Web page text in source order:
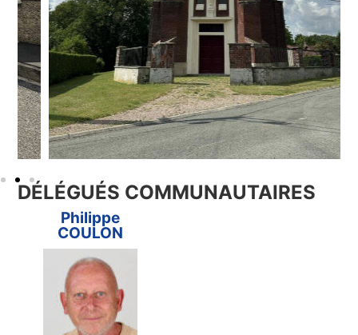
DÉLÉGUÉS COMMUNAUTAIRES
Philippe
COULON